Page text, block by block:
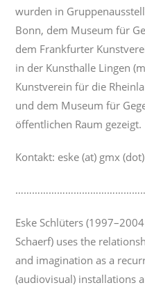
wurden in
Bonn, dem Museum für
dem Frankfurter
in der Kunsthalle Lingen
Kunstverein für die
und dem Museum für
öffentlichen Raum gezeigt.
Kontakt: eske (at) gmx
Eske Schlüters
Schaerf) uses the
and imagination as a
(audiovisual) installations